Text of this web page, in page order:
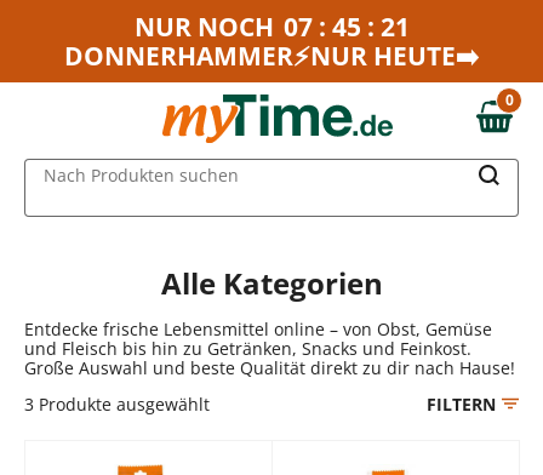
Zum Hauptinhalt springen
Zur Navigation springen
NUR NOCH 07 : 45 : 21
DONNERHAMMER⚡NUR HEUTE➡️
0,00 €
0
Nach Produkten suchen
Alle Kategorien
Entdecke frische Lebensmittel online – von Obst, Gemüse
und Fleisch bis hin zu Getränken, Snacks und Feinkost.
Große Auswahl und beste Qualität direkt zu dir nach Hause!
3 Produkte ausgewählt FILTERN